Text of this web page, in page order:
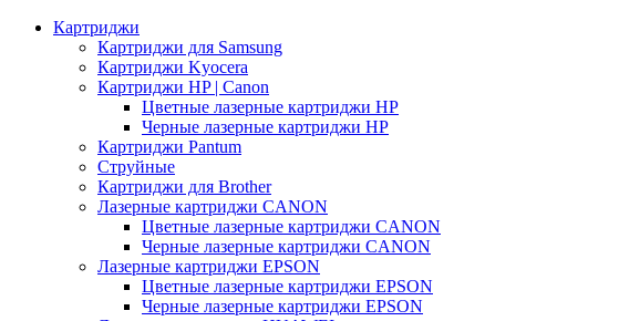
Картриджи
Картриджи для Samsung
Картриджи Kyocera
Картриджи HP | Canon
Цветные лазерные картриджи HP
Черные лазерные картриджи HP
Картриджи Pantum
Струйные
Картриджи для Brother
Лазерные картриджи CANON
Цветные лазерные картриджи CANON
Черные лазерные картриджи CANON
Лазерные картриджи EPSON
Цветные лазерные картриджи EPSON
Черные лазерные картриджи EPSON